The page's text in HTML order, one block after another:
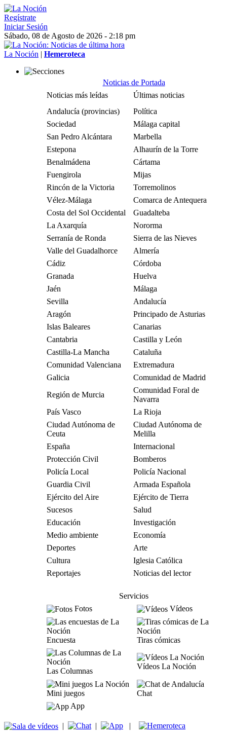
Regístrate
Iniciar Sesión
Sábado, 08 de Agosto de 2026 - 2:18 pm
La Noción | Hemeroteca
Noticias de Portada
Noticias más leídas
Últimas noticias
Andalucía (provincias)
Política
Sociedad
Málaga capital
San Pedro Alcántara
Marbella
Estepona
Alhaurín de la Torre
Benalmádena
Cártama
Fuengirola
Mijas
Rincón de la Victoria
Torremolinos
Vélez-Málaga
Comarca de Antequera
Costa del Sol Occidental
Guadalteba
La Axarquía
Nororma
Serranía de Ronda
Sierra de las Nieves
Valle del Guadalhorce
Almería
Cádiz
Córdoba
Granada
Huelva
Jaén
Málaga
Sevilla
Andalucía
Aragón
Principado de Asturias
Islas Baleares
Canarias
Cantabria
Castilla y León
Castilla-La Mancha
Cataluña
Comunidad Valenciana
Extremadura
Galicia
Comunidad de Madrid
Región de Murcia
Comunidad Foral de
Navarra
País Vasco
La Rioja
Ciudad Autónoma de
Ceuta
Ciudad Autónoma de
Melilla
España
Internacional
Protección Civil
Bomberos
Policía Local
Policía Nacional
Guardia Civil
Armada Española
Ejército del Aire
Ejército de Tierra
Sucesos
Salud
Educación
Investigación
Medio ambiente
Economía
Deportes
Arte
Cultura
Iglesia Católica
Reportajes
Noticias del lector
Servicios
Fotos
Vídeos
Encuesta Tiras cómicas
Las Columnas
Vídeos La Noción
Mini juegos
Chat
App
| | |